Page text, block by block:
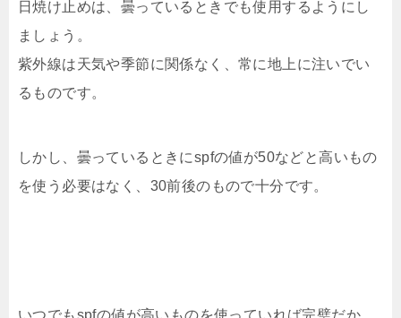
日焼け止めは、曇っているときでも使用するようにし
ましょう。
紫外線は天気や季節に関係なく、常に地上に注いでい
るものです。
しかし、曇っているときにspfの値が50などと高いもの
を使う必要はなく、30前後のもので十分です。
いつでもspfの値が高いものを使っていれば完璧だか